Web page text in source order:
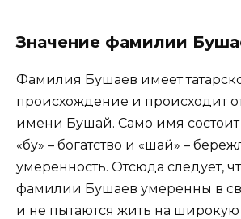
Значение фамилии
Фамилия Бушаев имеет
происхождение и происходит
имени Бушай. Само имя состоит
«бу» – богатство и «шай» –
умеренность. Отсюда следует,
фамилии Бушаев умеренны в
и не пытаются жить на широкую